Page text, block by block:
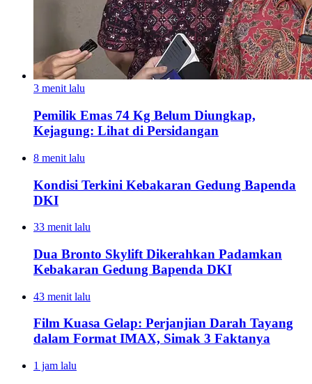
3 menit lalu
Pemilik Emas 74 Kg Belum Diungkap,
Kejagung: Lihat di Persidangan
8 menit lalu
Kondisi Terkini Kebakaran Gedung Bapenda
DKI
33 menit lalu
Dua Bronto Skylift Dikerahkan Padamkan
Kebakaran Gedung Bapenda DKI
43 menit lalu
Film Kuasa Gelap: Perjanjian Darah Tayang
dalam Format IMAX, Simak 3 Faktanya
1 jam lalu